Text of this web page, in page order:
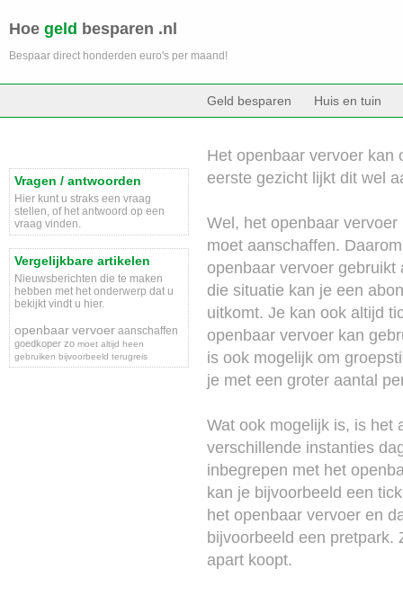
Hoe geld besparen .nl
Bespaar direct honderden euro's per maand!
Geld besparen Huis en tuin
Vragen / antwoorden
Hier kunt u straks een vraag
stellen, of het antwoord op een
vraag vinden.
Vergelijkbare artikelen
Nieuwsberichten die te maken
hebben met het onderwerp dat u
bekijkt vindt u hier.
openbaarvervoer aanschaffen
goedkoper zo moet altijd heen
gebruiken bijvoorbeeld terugreis
Het openbaar vervoer kan
eerste gezicht lijkt dit wel
Wel, het openbaar
moet aanschaffen.
openbaar vervoer
die situatie kan je een
uitkomt. Je kan ook altijd
openbaar vervoer kan
is ook mogelijk om
je met een groter aantal
Wat ook mogelijk is, is het
verschillende instanties
inbegrepen met het
kan je bijvoorbeeld een
het openbaar vervoer en
bijvoorbeeld een pretpark.
apart koopt.